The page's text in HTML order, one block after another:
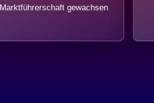
Marktführerschaft gewachsen